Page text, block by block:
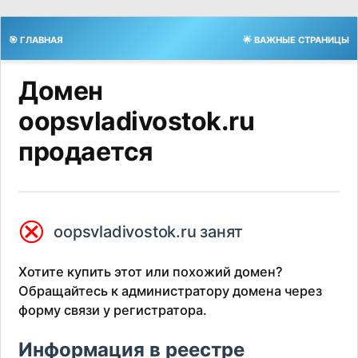
🎯 ГЛАВНАЯ 🌟 ВАЖНЫЕ СТРАНИЦЫ
Домен
oopsvladivostok.ru
продается
⮿ oopsvladivostok.ru занят
Хотите купить этот или похожий домен?
Обращайтесь к администратору домена через
форму связи у регистратора.
Информация в реестре